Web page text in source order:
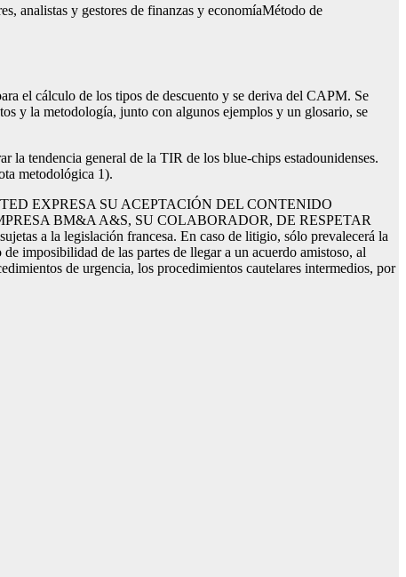
analistas y gestores de finanzas y economíaMétodo de
el cálculo de los tipos de descuento y se deriva del CAPM. Se
y la metodología, junto con algunos ejemplos y un glosario, se
la tendencia general de la TIR de los blue-chips estadounidenses.
metodológica 1).
EXPRESA SU ACEPTACIÓN DEL CONTENIDO
BM&A A&S, SU COLABORADOR, DE RESPETAR
a la legislación francesa. En caso de litigio, sólo prevalecerá la
imposibilidad de las partes de llegar a un acuerdo amistoso, al
de urgencia, los procedimientos cautelares intermedios, por